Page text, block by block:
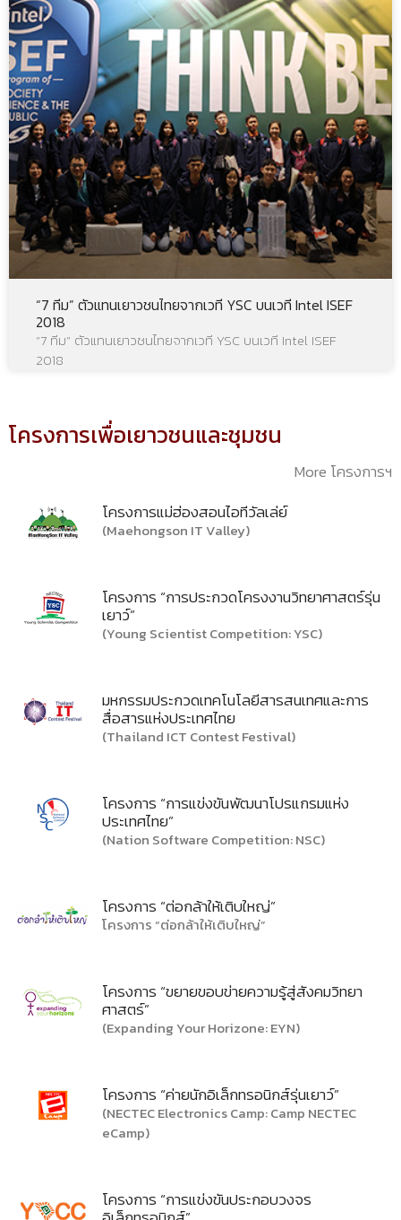
“7 ทีม” ตัวแทนเยาวชนไทยจากเวที YSC บนเวที Intel ISEF
2018
“7 ทีม” ตัวแทนเยาวชนไทยจากเวที YSC บนเวที Intel ISEF
2018
โครงการเพื่อเยาวชนและชุมชน
More โครงการฯ
โครงการแม่ฮ่องสอนไอทีวัลเล่ย์
(Maehongson IT Valley)
โครงการ “การประกวดโครงงานวิทยาศาสตร์รุ่น
เยาว์”
(Young Scientist Competition: YSC)
มหกรรมประกวดเทคโนโลยีสารสนเทศและการ
สื่อสารแห่งประเทศไทย
(Thailand ICT Contest Festival)
โครงการ “การแข่งขันพัฒนาโปรแกรมแห่ง
ประเทศไทย”
(Nation Software Competition: NSC)
โครงการ “ต่อกล้าให้เติบใหญ่”
โครงการ “ต่อกล้าให้เติบใหญ่”
โครงการ “ขยายขอบข่ายความรู้สู่สังคมวิทยา
ศาสตร์”
(Expanding Your Horizone: EYN)
โครงการ “ค่ายนักอิเล็กทรอนิกส์รุ่นเยาว์”
(NECTEC Electronics Camp: Camp NECTEC
eCamp)
โครงการ “การแข่งขันประกอบวงจร